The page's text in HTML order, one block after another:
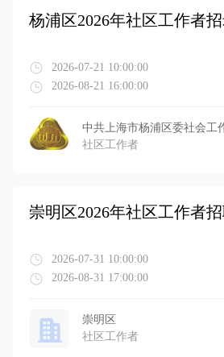
杨浦区2026年社区工作者
2026-07-21 10:00:00
2026-08-21 16:00:00
中共上海市杨浦区委社会工
社区工作者
崇明区2026年社区工作者
2026-07-31 10:00:00
2026-08-31 17:00:00
崇明区
社区工作者